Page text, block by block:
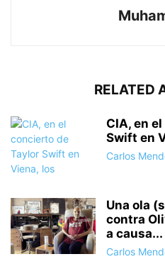
RELATED
CIA, en
Swift en
Carlos
Una ola
contra
a causa...
Carlos